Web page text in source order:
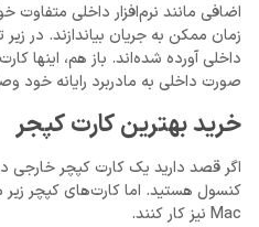
اضافی مانند نرم‌افزار داخلی متفاوت
زمان ممکن به جریان بیاندازند. در
داخلی آورده شده‌اند. باز هم، اینها
صورت داخلی به مادربرد رایانه خود
خرید بهترین کارت کپجر
اگر قصد دارید یک کارت کپچر خارجی
Mac نیز کار کنند.